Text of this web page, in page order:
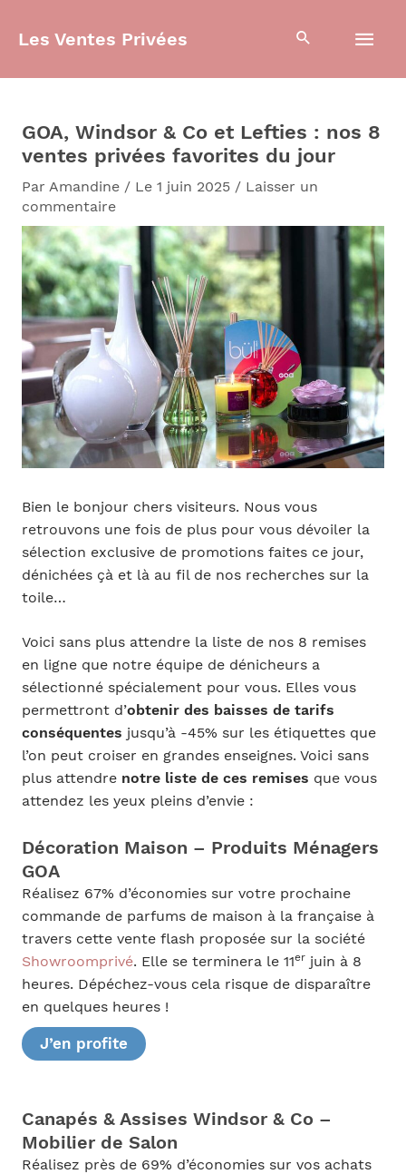
Les Ventes Privées
GOA, Windsor & Co et Lefties : nos 8
ventes privées favorites du jour
Par Amandine / Le 1 juin 2025 / Laisser un
commentaire
Bien le bonjour chers visiteurs. Nous vous
retrouvons une fois de plus pour vous dévoiler la
sélection exclusive de promotions faites ce jour,
dénichées çà et là au fil de nos recherches sur la
toile…
Voici sans plus attendre la liste de nos 8 remises
en ligne que notre équipe de dénicheurs a
sélectionné spécialement pour vous. Elles vous
permettront d’obtenir des baisses de tarifs
conséquentes jusqu’à -45% sur les étiquettes que
l’on peut croiser en grandes enseignes. Voici sans
plus attendre notre liste de ces remises que vous
attendez les yeux pleins d’envie :
Décoration Maison – Produits Ménagers
GOA
Réalisez 67% d’économies sur votre prochaine
commande de parfums de maison à la française à
travers cette vente flash proposée sur la société
Showroomprivé. Elle se terminera le 11erjuin à 8
heures. Dépéchez-vous cela risque de disparaître
en quelques heures !
J’en profite
Canapés & Assises Windsor & Co –
Mobilier de Salon
Réalisez près de 69% d’économies sur vos achats